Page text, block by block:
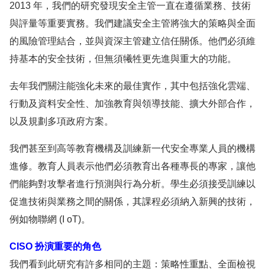
2013 年，我們的研究發現安全主管一直在遵循業務、技術
與評量等重要實務。我們建議安全主管將強大的策略與全面
的風險管理結合，並與資深主管建立信任關係。他們必須維
持基本的安全技術，但無須犧牲更先進與重大的功能。
去年我們關注能強化未來的最佳實作，其中包括強化雲端、
行動及資料安全性、加強教育與領導技能、擴大外部合作，
以及規劃多項政府方案。
我們甚至到高等教育機構及訓練新一代安全專業人員的機構
進修。教育人員表示他們必須教育出各種專長的專家，讓他
們能夠對攻擊者進行預測與行為分析。學生必須接受訓練以
促進技術與業務之間的關係，其課程必須納入新興的技術，
例如物聯網 (I oT)。
CISO 扮演重要的角色
我們看到此研究有許多相同的主題：策略性重點、全面檢視